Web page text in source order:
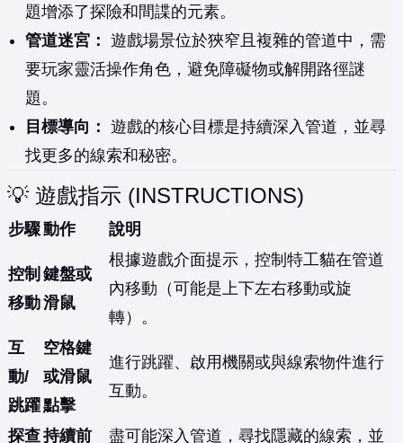
題增添了探險和間諜的元素。
管道迷宮： 遊戲場景位於狹窄且複雜的管道中，需
要玩家靈活操作角色，避免障礙物或解開路徑謎
題。
目標導向： 遊戲的核心目標是持續深入管道，並尋
找更多的線索和秘密。
💡 遊戲指示 (INSTRUCTIONS)
步驟動作 說明
控制
移動
鍵盤或
滑鼠
根據遊戲介面提示，控制特工貓在管道
內移動（可能是上下左右移動或旋
轉）。
互
動/
跳躍
空格鍵
或滑鼠
點擊
進行跳躍、啟用機關或與線索物件進行
互動。
探查持續前
盡可能深入管道，尋找隱藏的線索，並